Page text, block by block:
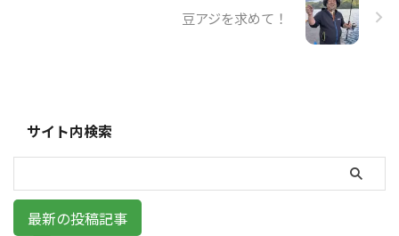
豆アジを求めて！
サイト内検索
最新の投稿記事